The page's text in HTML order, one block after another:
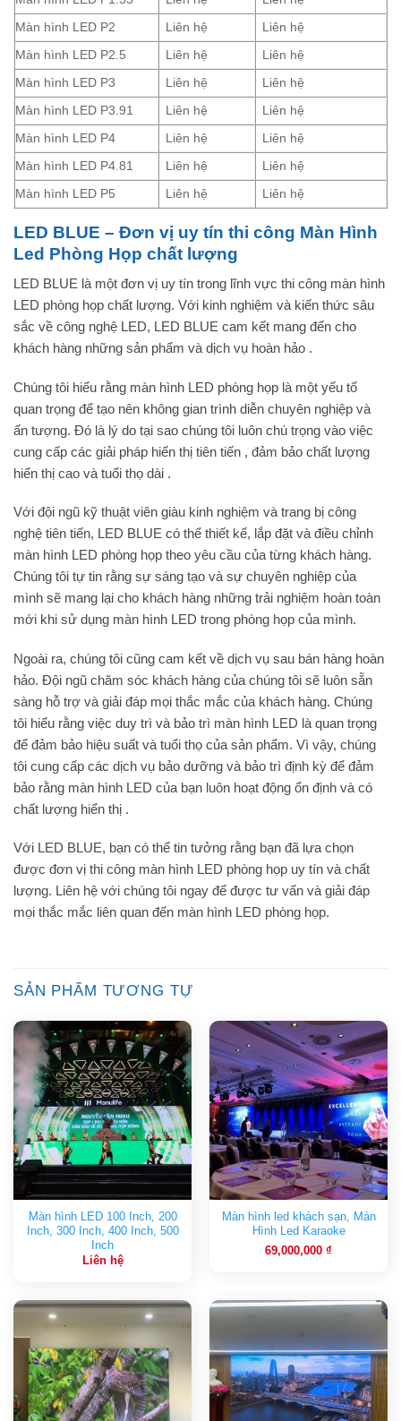
Màn hình LED P2 Liên hệ Liên hệ
Màn hình LED P2.5 Liên hệ Liên hệ
Màn hình LED P3 Liên hệ Liên hệ
Màn hình LED P3.91 Liên hệ Liên hệ
Màn hình LED P4 Liên hệ Liên hệ
Màn hình LED P4.81 Liên hệ Liên hệ
Màn hình LED P5 Liên hệ Liên hệ
LED BLUE – Đơn vị uy tín thi công Màn Hình
Led Phòng Họp chất lượng
LED BLUE là một đơn vị uy tín trong lĩnh vực thi công màn hình
LED phòng họp chất lượng. Với kinh nghiệm và kiến thức sâu
sắc về công nghệ LED, LED BLUE cam kết mang đến cho
khách hàng những sản phẩm và dịch vụ hoàn hảo .
Chúng tôi hiểu rằng màn hình LED phòng họp là một yếu tố
quan trọng để tạo nên không gian trình diễn chuyên nghiệp và
ấn tượng. Đó là lý do tại sao chúng tôi luôn chú trọng vào việc
cung cấp các giải pháp hiển thị tiên tiến , đảm bảo chất lượng
hiển thị cao và tuổi thọ dài .
Với đội ngũ kỹ thuật viên giàu kinh nghiệm và trang bị công
nghệ tiên tiến, LED BLUE có thể thiết kế, lắp đặt và điều chỉnh
màn hình LED phòng họp theo yêu cầu của từng khách hàng.
Chúng tôi tự tin rằng sự sáng tạo và sự chuyên nghiệp của
mình sẽ mang lại cho khách hàng những trải nghiệm hoàn toàn
mới khi sử dụng màn hình LED trong phòng họp của mình.
Ngoài ra, chúng tôi cũng cam kết về dịch vụ sau bán hàng hoàn
hảo. Đội ngũ chăm sóc khách hàng của chúng tôi sẽ luôn sẵn
sàng hỗ trợ và giải đáp mọi thắc mắc của khách hàng. Chúng
tôi hiểu rằng việc duy trì và bảo trì màn hình LED là quan trọng
để đảm bảo hiệu suất và tuổi thọ của sản phẩm. Vì vậy, chúng
tôi cung cấp các dịch vụ bảo dưỡng và bảo trì định kỳ để đảm
bảo rằng màn hình LED của bạn luôn hoạt động ổn định và có
chất lượng hiển thị .
Với LED BLUE, bạn có thể tin tưởng rằng bạn đã lựa chọn
được đơn vị thi công màn hình LED phòng họp uy tín và chất
lượng. Liên hệ với chúng tôi ngay để được tư vấn và giải đáp
mọi thắc mắc liên quan đến màn hình LED phòng họp.
SẢN PHẨM TƯƠNG TỰ
Màn hình LED 100 Inch, 200
Inch, 300 Inch, 400 Inch, 500
Inch
Liên hệ
Màn hình led khách sạn, Màn
Hình Led Karaoke
69,000,000 ₫